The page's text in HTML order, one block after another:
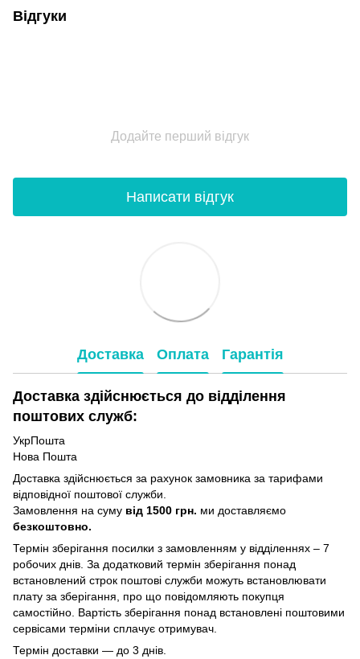
Відгуки
Додайте перший відгук
Написати відгук
Доставка Оплата Гарантія
Доставка здійснюється до відділення
поштових служб:
УкрПошта
Нова Пошта
Доставка здійснюється за рахунок замовника за тарифами
відповідної поштової служби.
Замовлення на суму від 1500 грн. ми доставляємо
безкоштовно.
Термін зберігання посилки з замовленням у відділеннях – 7
робочих днів. За додатковий термін зберігання понад
встановлений строк поштові служби можуть встановлювати
плату за зберігання, про що повідомляють покупця
самостійно. Вартість зберігання понад вcтановлені поштовими
сервісами терміни сплачує отримувач.
Термін доставки — до 3 днів.